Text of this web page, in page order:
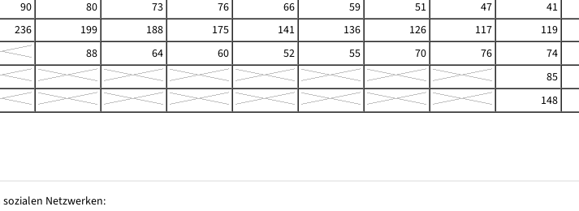
90 80 73 76 66 59 51 47
41
236 199 188 175 141 136 126 117
119
88 64 60 52 55 70 76
74
85
148
Netzwerken: